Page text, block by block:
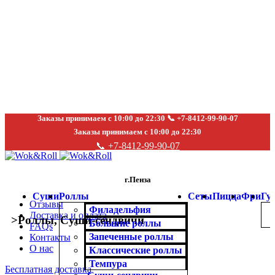
Заказы принимаем с 10:00 до 22:30 📞 +7-8412-99-90-07
Заказы принимаем с 10:00 до 22:30
📞 +7-8412-99-90-07
г.Пенза
Отзывы
Доставка и оплата
FAQs
Контакты
О нас
Бесплатная доставка
СушиРоллы
Филадельфия
Большие роллы
Запеченные роллы
Классические роллы
Темпура
СетыПиццаФри
>Роллы,Суши-сендвичи